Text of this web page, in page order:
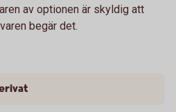
av optionen är skyldig att
begär det.